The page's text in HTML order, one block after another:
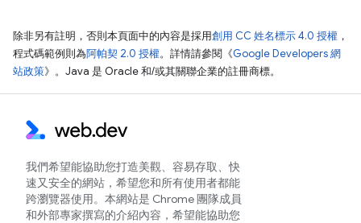
除非另有註明，否則本頁面中的內容是採用創用 CC 姓名標示 4.0 授權 ，
程式碼範例則為阿帕契 2.0 授權。詳情請參閱《Google Developers 網
站政策》。Java 是 Oracle 和/或其關聯企業的註冊商標。
我們希望能協助您打造美觀、容易存取、快
速又安全的網站，希望您和所有使用者都能
跨瀏覽器使用。本網站是 Chrome 團隊成員
和外部專家撰寫的介紹內容，希望能協助您